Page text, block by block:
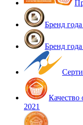
Бренд
Бренд
Качество
2021